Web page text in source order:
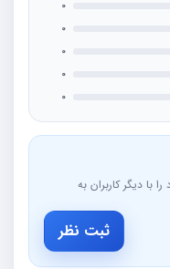
0
0
0
0
0
دیگر کاربران به
ثبت نظر